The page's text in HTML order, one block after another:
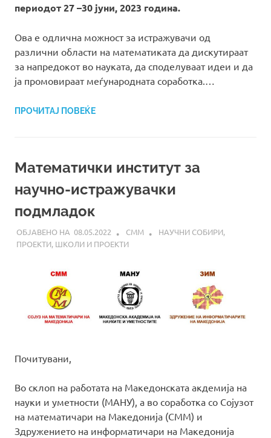
периодот 27 –30 јуни, 2023 година.
Ова е одлична можност за истражувачи од
различни области на математиката да дискутираат
за напредокот во науката, да споделуваат идеи и да
ја промовираат меѓународната соработка.…
ПРОЧИТАЈ ПОВЕЌЕ
Математички институт за
научно-истражувачки
подмладок
08.05.2022 СММ НАУЧНИ СОБИРИ,
ПРОЕКТИ, ШКОЛИ И ПРОЕКТИ
Почитувани,
Во склоп на работата на Македонската акдемија на
науки и уметности (МАНУ), а во соработка со Сојузот
на математичари на Македонија (СММ) и
Здружението на информатичари на Македонија